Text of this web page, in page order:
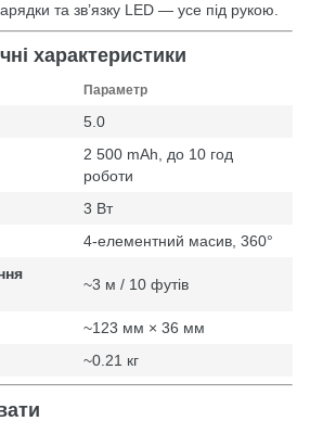
та зв’язку LED — усе під рукою.
характеристики
Параметр
5.0
2 500 mAh, до 10 год
роботи
3 Вт
4-елементний масив, 360°
~3 м / 10 футів
~123 мм × 36 мм
~0.21 кг